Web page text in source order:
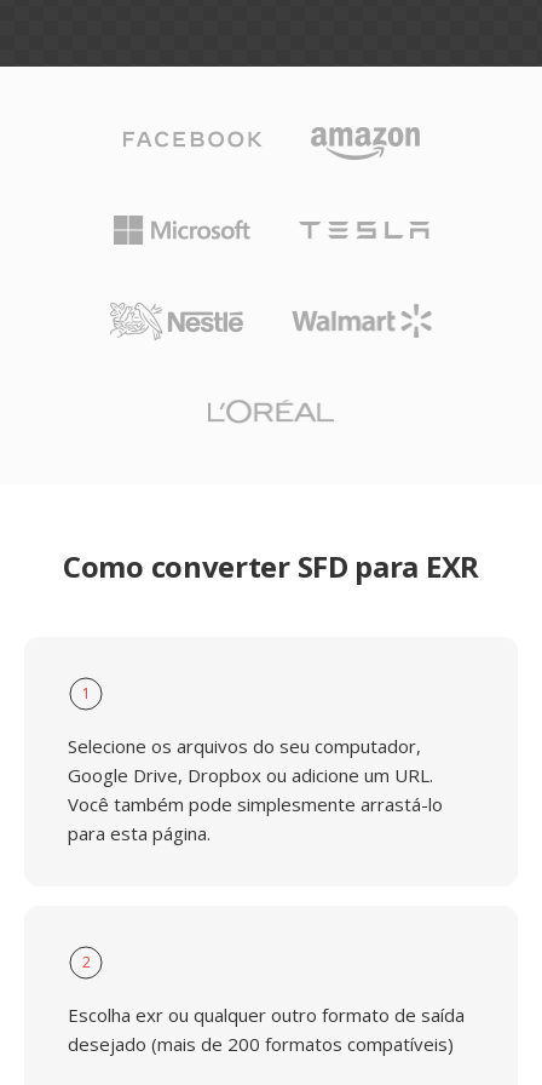
Como converter SFD para EXR
1
Selecione os arquivos do seu computador,
Google Drive, Dropbox ou adicione um URL.
Você também pode simplesmente arrastá-lo
para esta página.
2
Escolha exr ou qualquer outro formato de saída
desejado (mais de 200 formatos compatíveis)